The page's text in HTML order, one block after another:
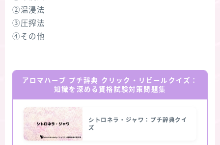
②温浸法
③圧搾法
④その他
アロマハーブ プチ辞典 クリック・リビールクイズ：
知識を深める資格試験対策問題集
シトロネラ・ジャワ：プチ辞典クイ
ズ